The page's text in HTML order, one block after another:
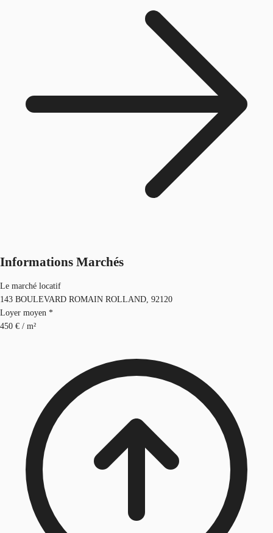
Informations Marchés
Le marché locatif
143 BOULEVARD ROMAIN ROLLAND, 92120
Loyer moyen *
450 € / m²